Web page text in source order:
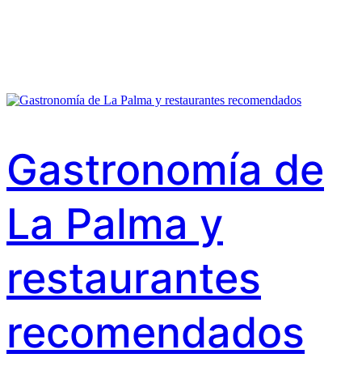
Gastronomía de
La Palma y
restaurantes
recomendados